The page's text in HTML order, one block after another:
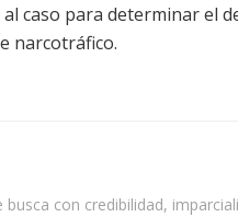
caso para determinar el
narcotráfico.
con credibilidad,